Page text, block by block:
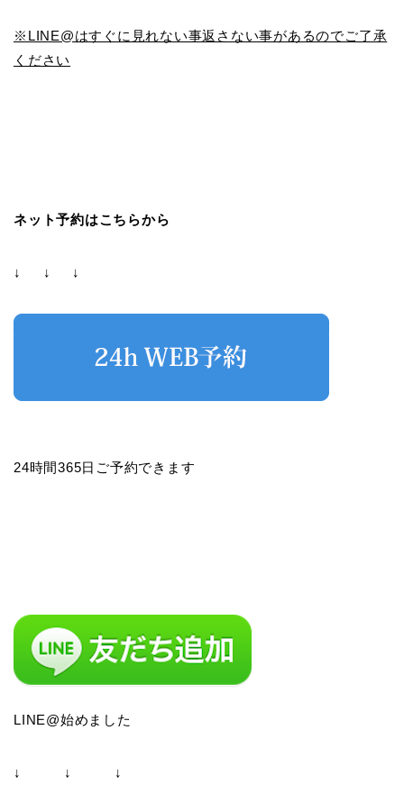
※LINE@はすぐに見れない事返さない事があるのでご了承
ください
ネット予約はこちらから
↓ ↓ ↓
24時間365日ご予約できます
LINE@始めました
↓ ↓ ↓